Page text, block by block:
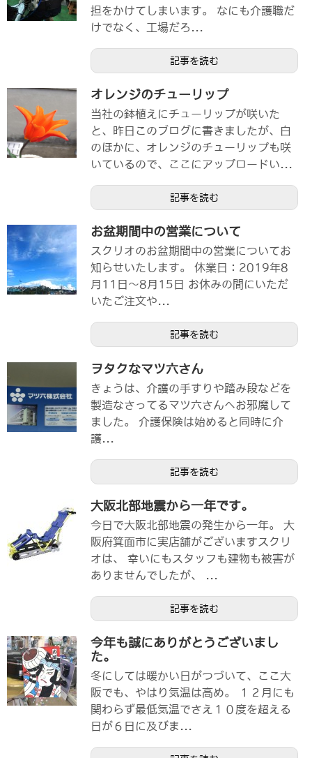
担をかけてしまいます。 なにも介護職だ
けでなく、工場だろ...
記事を読む
オレンジのチューリップ
当社の鉢植えにチューリップが咲いた
と、昨日このブログに書きましたが、白
のほかに、オレンジのチューリップも咲
いているので、ここにアップロードい...
記事を読む
お盆期間中の営業について
スクリオのお盆期間中の営業についてお
知らせいたします。 休業日：2019年8
月11日～8月15日 お休みの間にいただ
いたご注文や...
記事を読む
ヲタクなマツ六さん
きょうは、介護の手すりや踏み段などを
製造なさってるマツ六さんへお邪魔して
ました。 介護保険は始めると同時に介
護...
記事を読む
大阪北部地震から一年です。
今日で大阪北部地震の発生から一年。 大
阪府箕面市に実店舗がございますスクリ
オは、 幸いにもスタッフも建物も被害が
ありませんでしたが、 ...
記事を読む
今年も誠にありがとうございまし
た。
冬にしては暖かい日がつづいて、ここ大
阪でも、やはり気温は高め。 １２月にも
関わらず最低気温でさえ１０度を超える
日が６日に及びま...